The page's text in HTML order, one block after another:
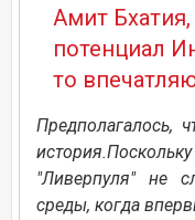
Амит
потенциал
то
Предполагалось,
"Ливерпуля" не
среды, когда